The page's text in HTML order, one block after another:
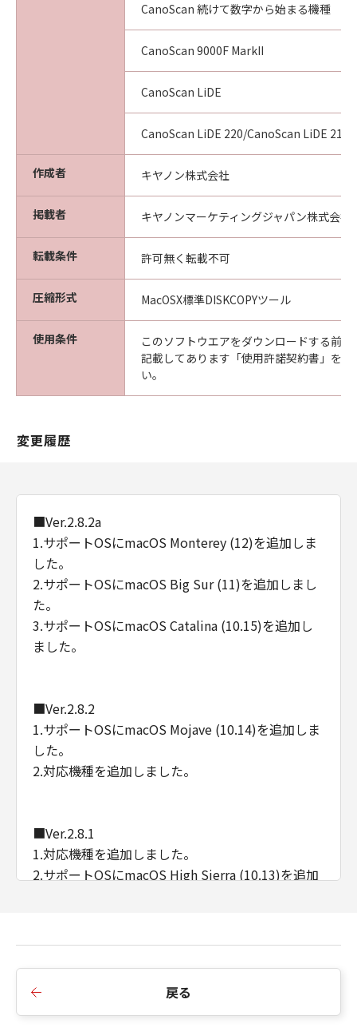
CanoScan 続けて数字から始まる機種
CanoScan 9000F MarkII
CanoScan LiDE
CanoScan LiDE 220/CanoScan LiDE 210
作成者 キヤノン株式会社
掲載者 キヤノンマーケティングジャパン株式会社
転載条件 許可無く転載不可
圧縮形式 MacOSX標準DISKCOPYツール
使用条件
このソフトウエアをダウンロードする前
記載してあります「使用許諾契約書」を
い。
変更履歴
■Ver.2.8.2a
1.サポートOSにmacOS Monterey (12)を追加しま
した。
2.サポートOSにmacOS Big Sur (11)を追加しまし
た。
3.サポートOSにmacOS Catalina (10.15)を追加し
ました。
■Ver.2.8.2
1.サポートOSにmacOS Mojave (10.14)を追加しま
した。
2.対応機種を追加しました。
■Ver.2.8.1
1.対応機種を追加しました。
2.サポートOSにmacOS High Sierra (10.13)を追加
2.AirPrintが使用されている OS X v10.10 環境下で
も、Quick Menu が使用できるようになりました。
戻る